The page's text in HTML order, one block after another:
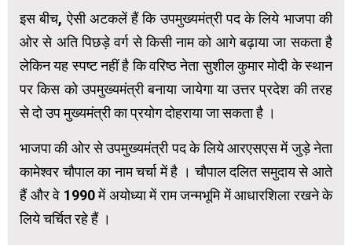
इस बीच, ऐसी अटकलें हैं कि उपमुख्यमंत्री पद के लिये भाजपा की
ओर से अति पिछड़े वर्ग से किसी नाम को आगे बढ़ाया जा सकता है
लेकिन यह स्पष्ट नहीं है कि वरिष्ठ नेता सुशील कुमार मोदी के स्थान
पर किस को उपमुख्यमंत्री बनाया जायेगा या उत्तर प्रदेश की तरह
से दो उप मुख्यमंत्री का प्रयोग दोहराया जा सकता है ।
भाजपा की ओर से उपमुख्यमंत्री पद के लिये आरएसएस में जुड़े नेता
कामेश्वर चौपाल का नाम चर्चा में है । चौपाल दलित समुदाय से आते
हैं और वे 1990 में अयोध्या में राम जन्मभूमि में आधारशिला रखने के
लिये चर्चित रहे हैं ।